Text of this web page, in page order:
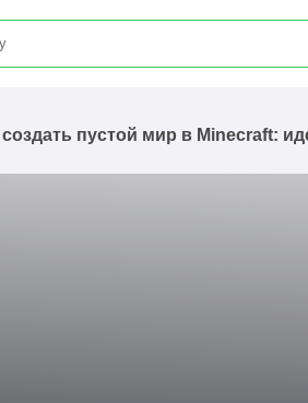
создать пустой мир в Minecraft: